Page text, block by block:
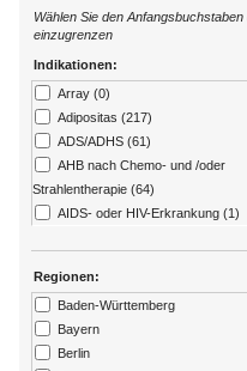
Wählen Sie den
einzugrenzen
Indikationen:
Array (0)
Adipositas (217)
ADS/ADHS (61)
AHB nach Chemo- und /oder
Strahlentherapie (64)
AIDS- oder HIV-Erkrankung (1)
Alzheimer (13)
Amputation (176)
Angststörungen (273)
Arthritis (92)
Regionen:
Baden-Württemberg
Bayern
Berlin